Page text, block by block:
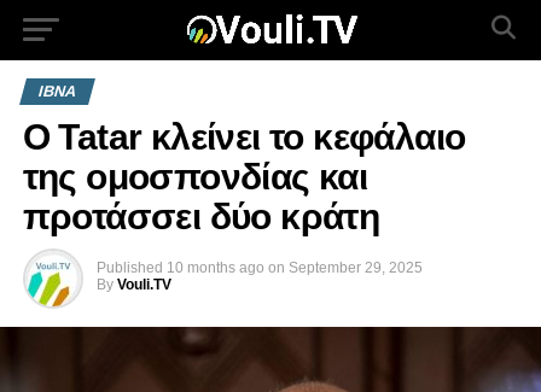
IBNA
Ο Tatar κλείνει το κεφάλαιο
της ομοσπονδίας και
προτάσσει δύο κράτη
Published 10 months ago on September 29, 2025
By Vouli.TV